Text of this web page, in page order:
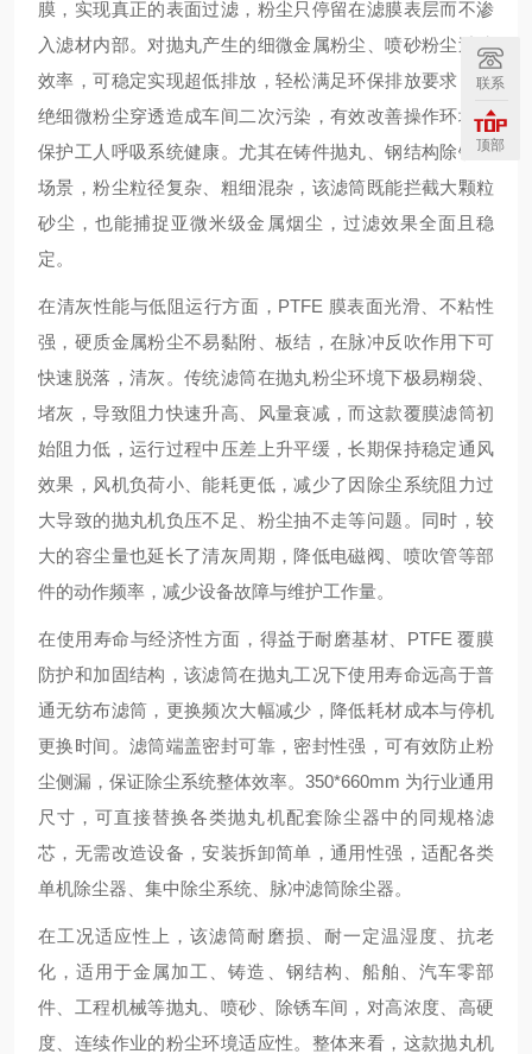
膜，实现真正的表面过滤，粉尘只停留在滤膜表层而不渗
入滤材内部。对抛丸产生的细微金属粉尘、喷砂粉尘过滤
效率，可稳定实现超低排放，轻松满足环保排放要求，杜
绝细微粉尘穿透造成车间二次污染，有效改善操作环境，
保护工人呼吸系统健康。尤其在铸件抛丸、钢结构除锈等
场景，粉尘粒径复杂、粗细混杂，该滤筒既能拦截大颗粒
砂尘，也能捕捉亚微米级金属烟尘，过滤效果全面且稳
定。
在清灰性能与低阻运行方面，PTFE 膜表面光滑、不粘性
强，硬质金属粉尘不易黏附、板结，在脉冲反吹作用下可
快速脱落，清灰。传统滤筒在抛丸粉尘环境下极易糊袋、
堵灰，导致阻力快速升高、风量衰减，而这款覆膜滤筒初
始阻力低，运行过程中压差上升平缓，长期保持稳定通风
效果，风机负荷小、能耗更低，减少了因除尘系统阻力过
大导致的抛丸机负压不足、粉尘抽不走等问题。同时，较
大的容尘量也延长了清灰周期，降低电磁阀、喷吹管等部
件的动作频率，减少设备故障与维护工作量。
在使用寿命与经济性方面，得益于耐磨基材、PTFE 覆膜
防护和加固结构，该滤筒在抛丸工况下使用寿命远高于普
通无纺布滤筒，更换频次大幅减少，降低耗材成本与停机
更换时间。滤筒端盖密封可靠，密封性强，可有效防止粉
尘侧漏，保证除尘系统整体效率。350*660mm 为行业通用
尺寸，可直接替换各类抛丸机配套除尘器中的同规格滤
芯，无需改造设备，安装拆卸简单，通用性强，适配各类
单机除尘器、集中除尘系统、脉冲滤筒除尘器。
在工况适应性上，该滤筒耐磨损、耐一定温湿度、抗老
化，适用于金属加工、铸造、钢结构、船舶、汽车零部
件、工程机械等抛丸、喷砂、除锈车间，对高浓度、高硬
度、连续作业的粉尘环境适应性。整体来看，这款抛丸机
联系
顶部